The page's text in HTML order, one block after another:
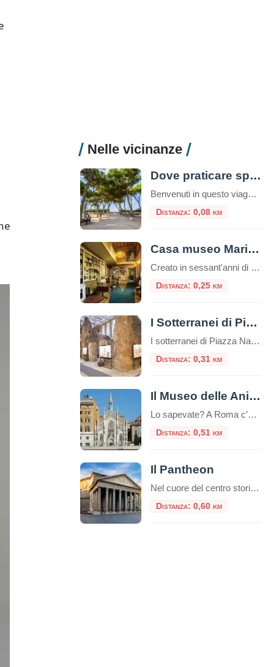
Nelle vicinanze
Dove praticare sport a Roma: consigli utili e attività da svolgere nella capitale
Benvenuti in questo viaggio attraverso le migliori opportunità per praticare sport nella vivace e storica città di Roma. La Capitale italiana non è solo un tesoro di arte, cultura e gastronomia, ma offre anche numerose possibilità per mantenere uno stile di vita attivo e sano, oltre che ecologico. Che siate residenti o turisti, appassionati di sport all’aria aperta o alla […]
Distanza: 0,08 km
Casa museo Mario Praz
Creato in sessant'anni di appassionato collezionismo da Mario Praz (Roma 1896-1982) anglista e critico di levatura internazionale, al Casa Museo Mario Praz si presenta come una dimora nobiliare del secolo XIX. Mario Praz - pescatore, scrittore e
Distanza: 0,25 km
I Sotterranei di Piazza Navona
I sotterranei di Piazza Navona sono un complesso di ambienti sotterranei situati sotto la famosa Piazza Navona di Roma, in Italia. Questi sotterranei sono noti come “Stadio di Domiziano” e rappresentano uno dei siti archeologici più importanti della città. Piazza Navona, la più bella piazza barocca di Roma, occupa la pista dell’antico “Stadio di Domiziano”, […]
Distanza: 0,31 km
Il Museo delle Anime del Purgatorio
Lo sapevate? A Roma c’è un luogo unico e inquietante: il Museo delle Anime del Purgatorio. Il museo delle anime del Purgatorio è un’esposizione di documenti e testimonianze allestita in un locale adiacente alla sacrestia della piccola chiesa neogotica del Sacro Cuore del Suffragio a Roma. Tali documenti proverebbero l’esistenza del Purgatorio. La chiesa del […]
Distanza: 0,51 km
Il Pantheon
Nel cuore del centro storico di Roma, a pochi passi da Piazza Navona e dalla Fontana di Trevi, sorge uno dei monumenti più straordinari dell’antichità: il Pantheon, capolavoro dell’architettura romana, ancora oggi tra gli edifici meglio conservati dell’intero mondo classico. Breve storia del Pantheon Il nome Pantheon deriva dal greco e significa “tempio di tutti […]
Distanza: 0,60 km